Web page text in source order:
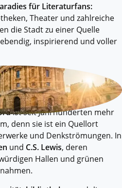
für Literaturfans:
Theater und zahlreiche
die Stadt zu einer Quelle
inspirierend und voller
ist seit Jahrhunderten mehr
denn sie ist ein Quellort
und Denkströmungen. In
und C.S. Lewis, deren
Hallen und grünen